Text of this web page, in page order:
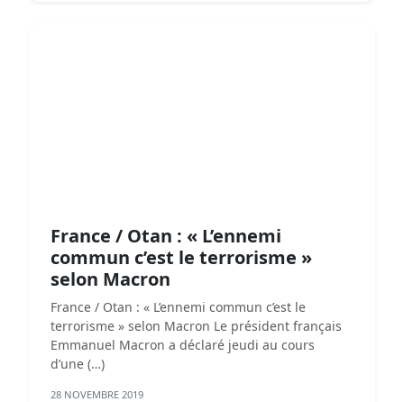
France / Otan : « L’ennemi
commun c’est le terrorisme »
selon Macron
France / Otan : « L’ennemi commun c’est le
terrorisme » selon Macron Le président français
Emmanuel Macron a déclaré jeudi au cours
d’une (…)
28 NOVEMBRE 2019